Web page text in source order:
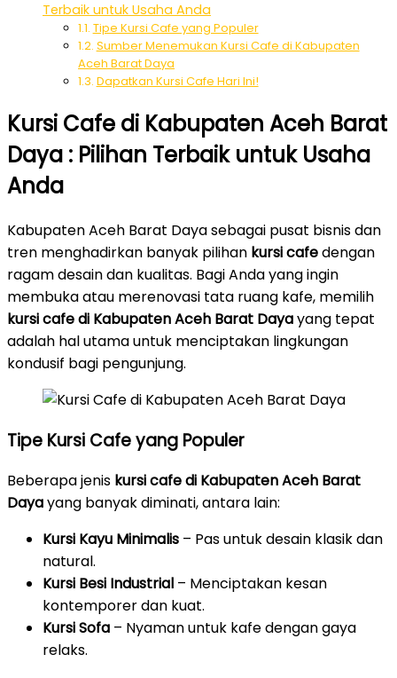
Terbaik untuk Usaha Anda
Tipe Kursi Cafe yang Populer
Sumber Menemukan Kursi Cafe di Kabupaten
Aceh Barat Daya
Dapatkan Kursi Cafe Hari Ini!
Kursi Cafe di Kabupaten Aceh Barat
Daya : Pilihan Terbaik untuk Usaha
Anda
Kabupaten Aceh Barat Daya sebagai pusat bisnis dan
tren menghadirkan banyak pilihan kursi cafedengan
ragam desain dan kualitas. Bagi Anda yang ingin
membuka atau merenovasi tata ruang kafe, memilih
kursi cafe di Kabupaten Aceh Barat Dayayang tepat
adalah hal utama untuk menciptakan lingkungan
kondusif bagi pengunjung.
Tipe Kursi Cafe yang Populer
Beberapa jenis kursi cafe di Kabupaten Aceh Barat
Dayayang banyak diminati, antara lain:
Kursi Kayu Minimalis – Pas untuk desain klasik dan
natural.
Kursi Besi Industrial – Menciptakan kesan
kontemporer dan kuat.
Kursi Sofa – Nyaman untuk kafe dengan gaya
relaks.